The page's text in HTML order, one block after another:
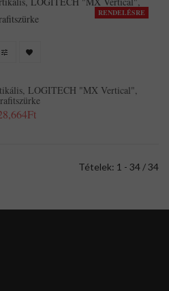
RENDELÉSRE
LOGITECH "MX Vertical",
Tételek: 1 - 34 / 34